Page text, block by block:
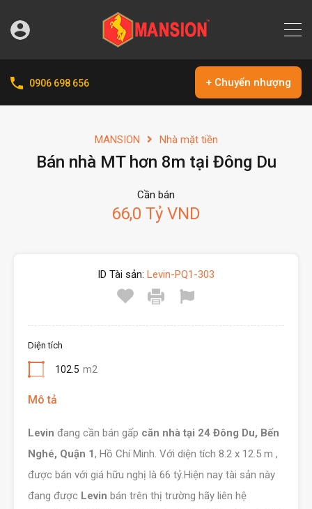
0906 698 656 + Chuyển nhượng
MANSION Nhà mặt tiền
Bán nhà MT hơn 8m tại Đông Du
Cần bán
66,0 Tỷ VND
ID Tài sản: Levin-PQ1-303
Diện tích
102.5 m2
Mô tả
Levin đang cần bán gấp căn nhà tại 24 Đông Du, Bến
Nghé, Quận 1, Hồ Chí Minh. Với diện tích 8.2 x 12.5 m ,
được bán với giá hữu nghị là 66 tỷ.Hiện nay tài sản này
đang được Levin bán trên thị trường hãy liên hệ